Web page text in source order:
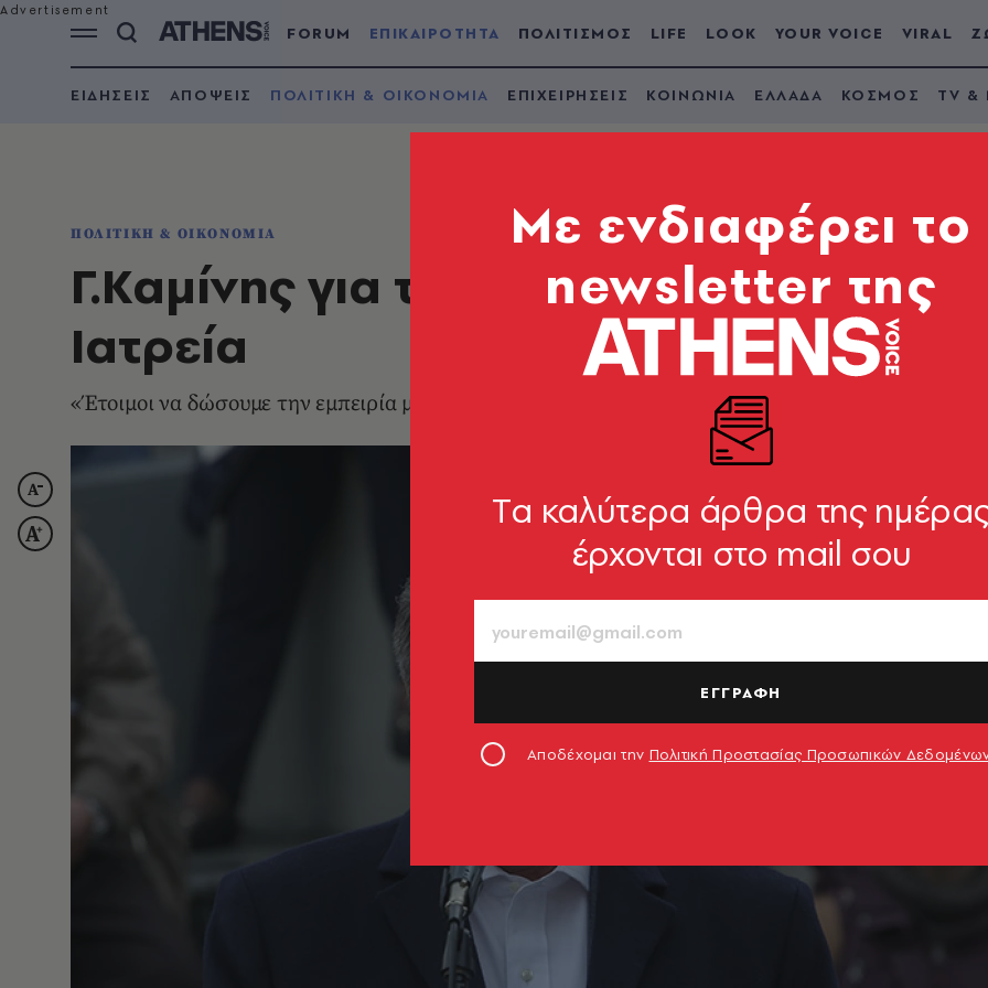
FORUM ΕΠΙΚΑΙΡΟΤΗΤΑ ΠΟΛΙΤΙΣΜΟΣ LIFE LOOK YOUR VOICE VIRAL
ΕΙΔΗΣΕΙΣ ΑΠΟΨΕΙΣ ΠΟΛΙΤΙΚΗ & ΟΙΚΟΝΟΜΙΑ ΕΠΙΧΕΙΡΗΣΕΙΣ ΚΟΙΝΩΝΙΑ ΕΛΛΑΔΑ ΚΟΣΜΟΣ TV &
ΠΟΛΙΤΙΚΗ & ΟΙΚΟΝΟΜΙΑ
Γ.Καμίνης για τα αναβαθμισμένα
Ιατρεία
«Έτοιμοι να δώσουμε την εμπειρία μας σε όποιον δήμο το χρειάζεται»
Mε ενδιαφέρει το
newsletter της
Tα καλύτερα άρθρα της
έρχονται στο mail σου
ΕΓΓΡΑΦΗ
Αποδέχομαι την Πολιτική Προστασίας Προσωπικών